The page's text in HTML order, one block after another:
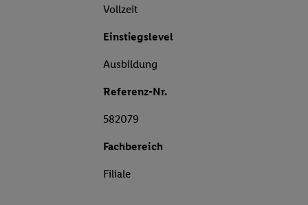
Vollzeit
Einstiegslevel
Ausbildung
Referenz-Nr.
582079
Fachbereich
Filiale